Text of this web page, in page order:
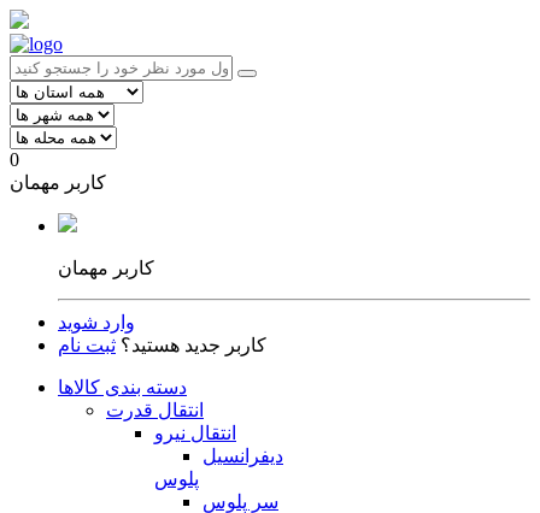
0
کاربر مهمان
کاربر مهمان
وارد شوید
کاربر جدید هستید؟ ثبت نام
دسته بندی کالاها
انتقال قدرت
انتقال نیرو
دیفرانسیل
پلوس
سر پلوس